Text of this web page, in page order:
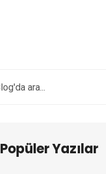
Popüler Yazılar